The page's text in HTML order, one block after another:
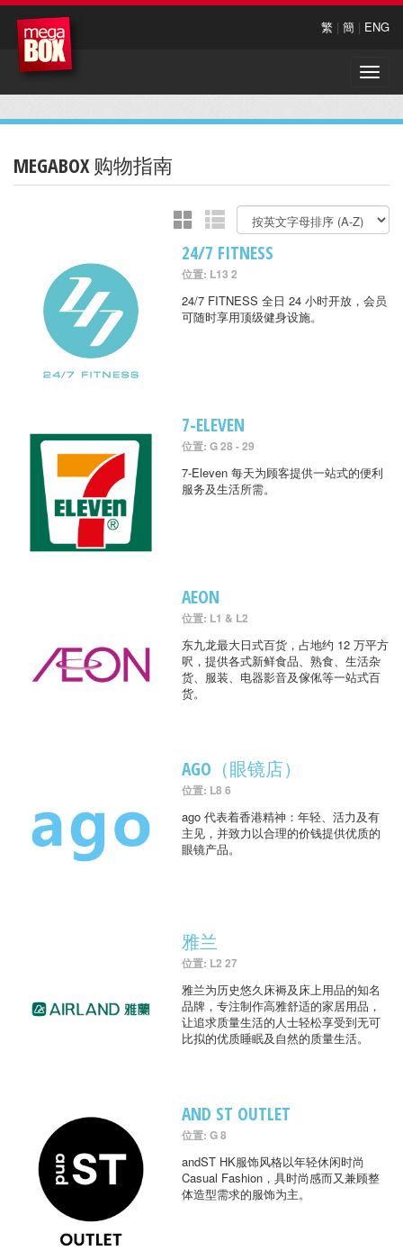
繁 | 簡 | ENG
Toggle
MEGABOX 购物指南
24/7 FITNESS
位置: L13 2
24/7 FITNESS 全日 24 小时开放，会员
可随时享用顶级健身设施。
7-ELEVEN
位置: G 28 - 29
7-Eleven 每天为顾客提供一站式的便利
服务及生活所需。
AEON
位置: L1 & L2
东九龙最大日式百货，占地约 12 万平方
呎，提供各式新鲜食品、熟食、生活杂
货、服装、电器影音及傢俬等一站式百
货。
AGO（眼镜店）
位置: L8 6
ago 代表着香港精神：年轻、活力及有
主见，并致力以合理的价钱提供优质的
眼镜产品。
雅兰
位置: L2 27
雅兰为历史悠久床褥及床上用品的知名
品牌，专注制作高雅舒适的家居用品，
让追求质量生活的人士轻松享受到无可
比拟的优质睡眠及自然的质量生活。
AND ST OUTLET
位置: G 8
andST HK服饰风格以年轻休闲时尚
Casual Fashion，具时尚感而又兼顾整
体造型需求的服饰为主。